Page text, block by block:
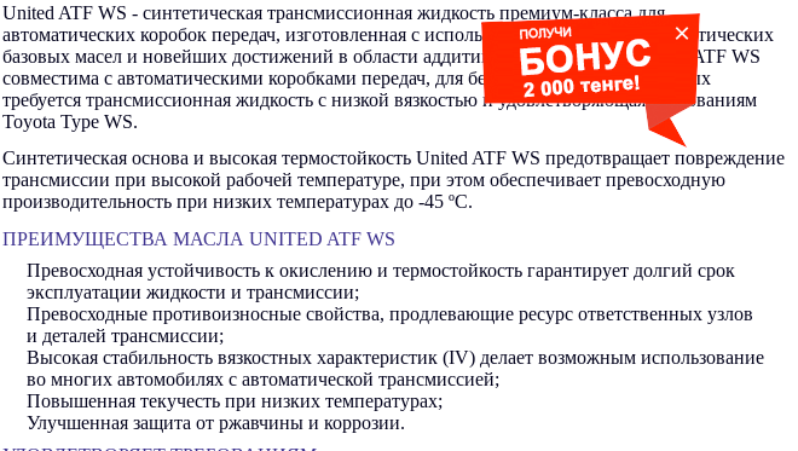
United ATF WS - синтетическая трансмиссионная жидкость премиум-класса для
автоматических коробок передач, изготовленная с использованием отборных синтетических
базовых масел и новейших достижений в области аддитивных технологий. United ATF WS
совместима с автоматическими коробками передач, для безупречной работы которых
требуется трансмиссионная жидкость с низкой вязкостью и удовлетворяющая требованиям
Toyota Type WS.
Синтетическая основа и высокая термостойкость United ATF WS предотвращает повреждение
трансмиссии при высокой рабочей температуре, при этом обеспечивает превосходную
производительность при низких температурах до -45 ºC.
ПРЕИМУЩЕСТВА МАСЛА UNITED ATF WS
Превосходная устойчивость к окислению и термостойкость гарантирует долгий срок
эксплуатации жидкости и трансмиссии;
Превосходные противоизносные свойства, продлевающие ресурс ответственных узлов
и деталей трансмиссии;
Высокая стабильность вязкостных характеристик (IV) делает возможным использование
во многих автомобилях с автоматической трансмиссией;
Повышенная текучесть при низких температурах;
Улучшенная защита от ржавчины и коррозии.
×